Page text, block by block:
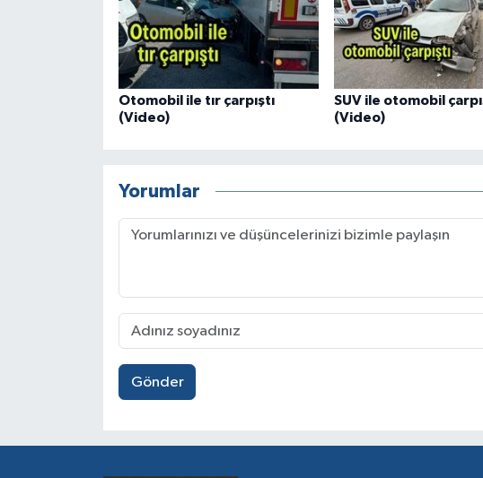
Otomobil ile tır çarpıştı
(Video)
SUV ile otomobil
(Video)
Yorumlar
Gönder